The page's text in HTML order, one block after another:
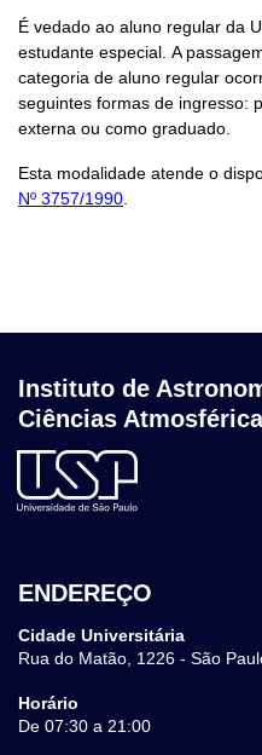
É vedado ao aluno regular da
estudante especial. A
categoria de aluno regular
seguintes formas de ingresso:
externa ou como graduado.
Esta modalidade atende o
Nº 3757/1990
Instituto de
Ciências
ENDEREÇO
Cidade Universitária
Rua do Matão, 1226 - São
Horário
De 07:30 a 21:00